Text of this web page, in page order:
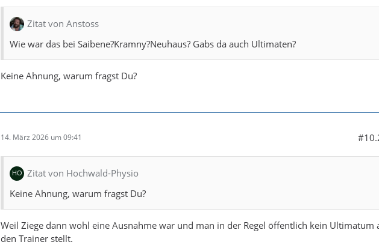
Zitat von Anstoss
Wie war das bei Saibene?Kramny?Neuhaus? Gabs da auch Ultimaten?
Keine Ahnung, warum fragst Du?
14. März 2026 um 09:41
Zitat von Hochwald-Physio
Keine Ahnung, warum fragst Du?
Weil Ziege dann wohl eine Ausnahme war und man in der Regel öffentlich kein Ultimatum
den Trainer stellt.